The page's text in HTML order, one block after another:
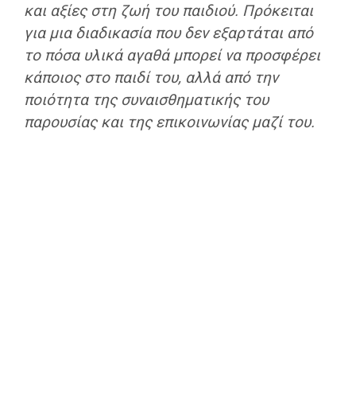
και αξίες στη ζωή του παιδιού. Πρόκειται
για μια διαδικασία που δεν εξαρτάται από
το πόσα υλικά αγαθά μπορεί να προσφέρει
κάποιος στο παιδί του, αλλά από την
ποιότητα της συναισθηματικής του
παρουσίας και της επικοινωνίας μαζί του.